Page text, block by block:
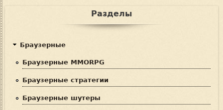
Разделы
Браузерные
Браузерные MMORPG
Браузерные стратегии
Браузерные шутеры